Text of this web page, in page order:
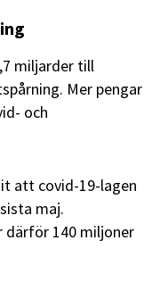
miljarder till
Mer pengar
och
att covid-19-lagen
maj.
därför 140 miljoner